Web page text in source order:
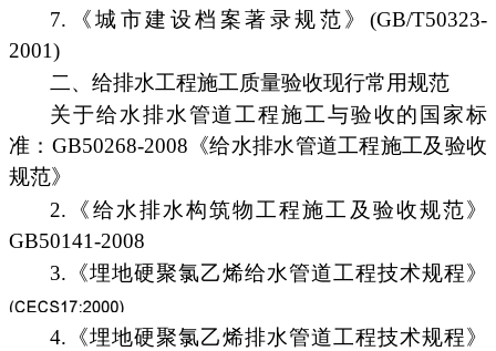
7.《城市建设档案著录规范》(GB/T50323-
2001)
二、给排水工程施工质量验收现行常用规范
关于给水排水管道工程施工与验收的国家标
准：GB50268-2008《给水排水管道工程施工及验收
规范》
2.《给水排水构筑物工程施工及验收规范》
GB50141-2008
3.《埋地硬聚氯乙烯给水管道工程技术规程》
4.《埋地硬聚氯乙烯排水管道工程技术规程》